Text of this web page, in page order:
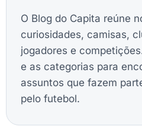
O Blog do Capita reúne
curiosidades, camisas,
jogadores e
e as categorias para
assuntos que fazem
pelo futebol.